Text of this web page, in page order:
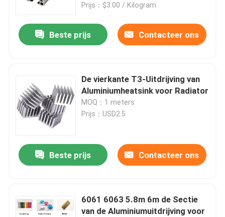
Producten
Prijs：$3.00 / Kilogram
Beste prijs Contacteer ons
De vierkante T3-Uitdrijving van
Aluminiumheatsink voor Radiator
MOQ：1 meters
Prijs：USD2.5
Beste prijs Contacteer ons
6061 6063 5.8m 6m de Sectie
van de Aluminiumuitdrijving voor